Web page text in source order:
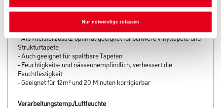
Nur notwendige zulassen
Produkteigenschaft
- Hohe Klebkraft auf Textiltapete, PVC Folien und Metalltapeten
- Als Kleisterzusatz optimal geeignet für schwere Vinyltapete und
Strukturtapete
- Auch geeignet für spaltbare Tapeten
- Feuchtigkeits- und nässeunempfindlich, verbessert die
Feuchtfestigkeit
- Geeignet für 12m² und 20 Minuten korrigierbar
Verarbeitungstemp./Luftfeuchte